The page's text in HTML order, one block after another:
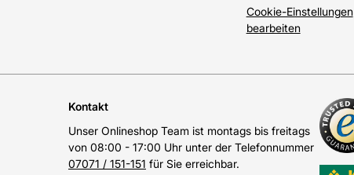
Cookie-Einstellungen
bearbeiten
Kontakt
Unser Onlineshop Team ist montags bis freitags
von 08:00 - 17:00 Uhr unter der Telefonnummer
07071 / 151-151 für Sie erreichbar.